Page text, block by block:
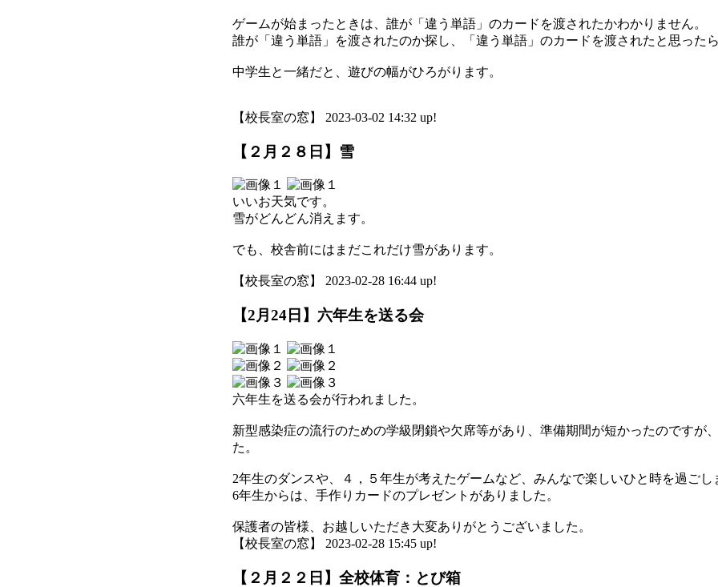
ゲームが始まったときは、誰が「違う単語」のカードを渡されたかわかりません。
誰が「違う単語」を渡されたのか探し、「違う単語」のカードを渡されたと思った
中学生と一緒だと、遊びの幅がひろがります。
【校長室の窓】 2023-03-02 14:32 up!
【２月２８日】雪
いいお天気です。
雪がどんどん消えます。
でも、校舎前にはまだこれだけ雪があります。
【校長室の窓】 2023-02-28 16:44 up!
【2月24日】六年生を送る会
六年生を送る会が行われました。
新型感染症の流行のための学級閉鎖や欠席等があり、準備期間が短かったのですが
た。
2年生のダンスや、４，５年生が考えたゲームなど、みんなで楽しいひと時を過ごし
6年生からは、手作りカードのプレゼントがありました。
保護者の皆様、お越しいただき大変ありがとうございました。
【校長室の窓】 2023-02-28 15:45 up!
【２月２２日】全校体育：とび箱